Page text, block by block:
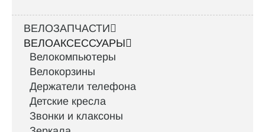
ВЕЛОЗАПЧАСТИ
ВЕЛОАКСЕССУАРЫ
Велокомпьютеры
Велокорзины
Держатели телефона
Детские кресла
Звонки и клаксоны